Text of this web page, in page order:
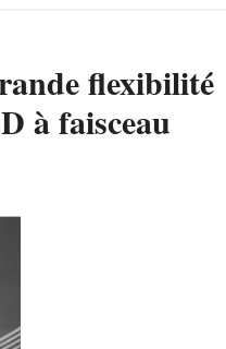
flexibilité
à faisceau